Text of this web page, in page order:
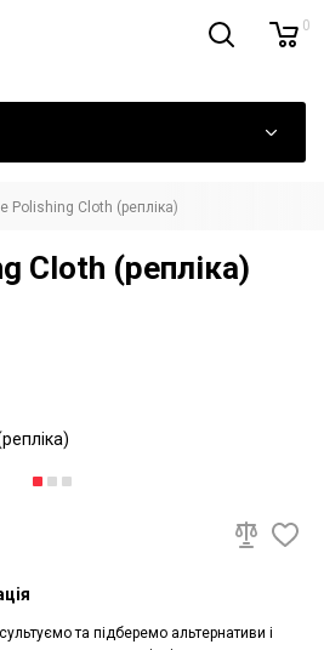
0
Polishing Cloth (репліка)
Cloth (репліка)
та підберемо альтернативи і